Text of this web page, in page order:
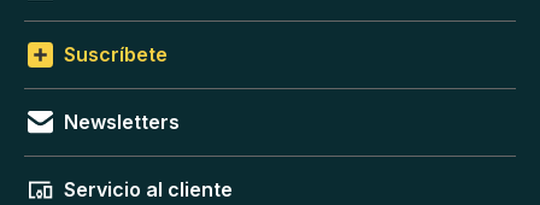
Suscríbete
Newsletters
Servicio al cliente